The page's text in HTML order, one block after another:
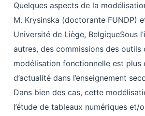
Quelques aspects de la
M. Krysinska (doctorante FUNDP)
Université de Liège, BelgiqueSous
autres, des commissions des outils
modélisation fonctionnelle est plus
d’actualité dans l’enseignement
Dans bien des cas, cette
l’étude de tableaux numériques et/